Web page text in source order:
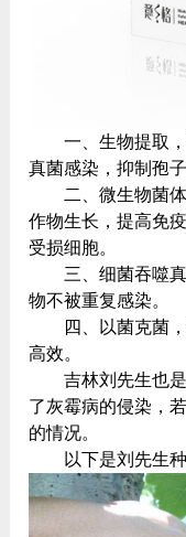
一、生物提取
真菌感染，抑制孢
二、微生物菌
作物生长，提高免
受损细胞。
三、细菌吞噬
物不被重复感染。
四、以菌克菌
高效。
吉林刘先生也
了灰霉病的侵染，
的情况。
以下是刘先生